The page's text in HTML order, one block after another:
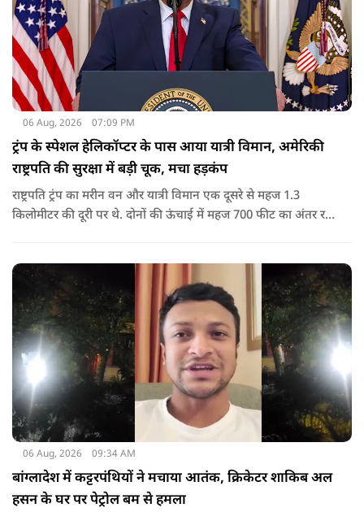
06 Aug, 2026 07:09 PM
ट्रंप के स्पेशल हेलिकॉप्टर के पास आया यात्री विमान, अमेरिकी
राष्ट्रपति की सुरक्षा में बड़ी चूक, मचा हड़कंप
राष्ट्रपति ट्रंप का मरीन वन और यात्री विमान एक दूसरे से महज 1.3
किलोमीटर की दूरी पर थे. दोनों की ऊंचाई में महज 700 फीट का अंतर रह
06 Aug, 2026 09:34 AM
बांग्लादेश में कट्टरपंथियों ने मचाया आतंक, क्रिकेटर शाकिब अल
हसन के घर पर पेट्रोल बम से हमला